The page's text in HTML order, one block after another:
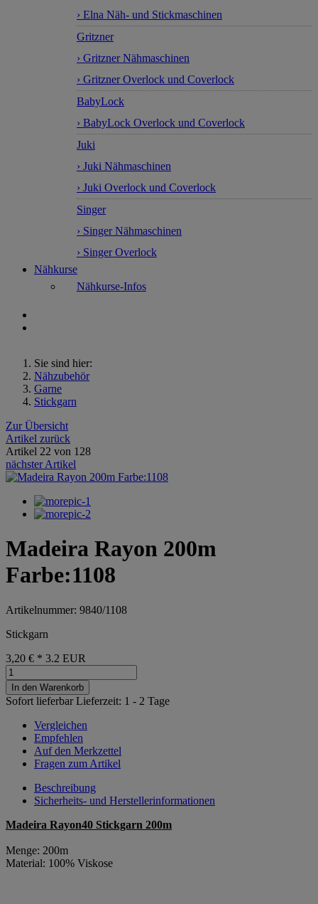
› Elna Näh- und Stickmaschinen
Gritzner
› Gritzner Nähmaschinen
› Gritzner Overlock und Coverlock
BabyLock
› BabyLock Overlock und Coverlock
Juki
› Juki Nähmaschinen
› Juki Overlock und Coverlock
Singer
› Singer Nähmaschinen
› Singer Overlock
Nähkurse
Nähkurse-Infos
Sie sind hier:
Nähzubehör
Garne
Stickgarn
Zur Übersicht
Artikel zurück
Artikel 22 von 128
nächster Artikel
Madeira Rayon 200m
Farbe:1108
Artikelnummer: 9840/1108
Stickgarn
3,20 € * 3.2 EUR
In den Warenkorb
Sofort lieferbarLieferzeit: 1 - 2 Tage
Vergleichen
Empfehlen
Auf den Merkzettel
Fragen zum Artikel
Beschreibung
Sicherheits- und Herstellerinformationen
Madeira Rayon40 Stickgarn 200m
Menge: 200m
Material: 100% Viskose